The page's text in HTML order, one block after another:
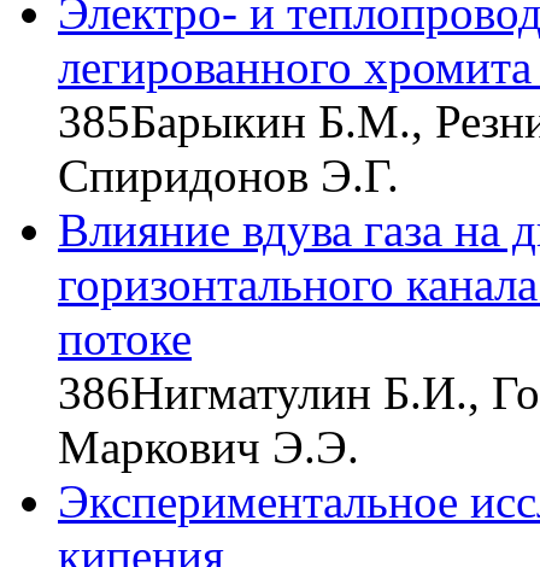
Электро- и
легированного
385Барыкин Б.М.,
Спиридонов Э.Г.
Влияние вдува газа на
горизонтального
потоке
386Нигматулин Б.И.,
Маркович Э.Э.
Экспериментальное
кипения